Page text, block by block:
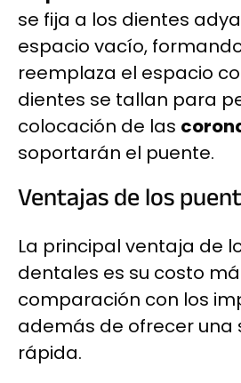
se fija a los dientes
espacio vacío,
reemplaza el espacio
dientes se tallan para
colocación de las
soportarán el puente.
Ventajas de los
La principal ventaja de
dentales es su costo
comparación con los
además de ofrecer una
rápida.